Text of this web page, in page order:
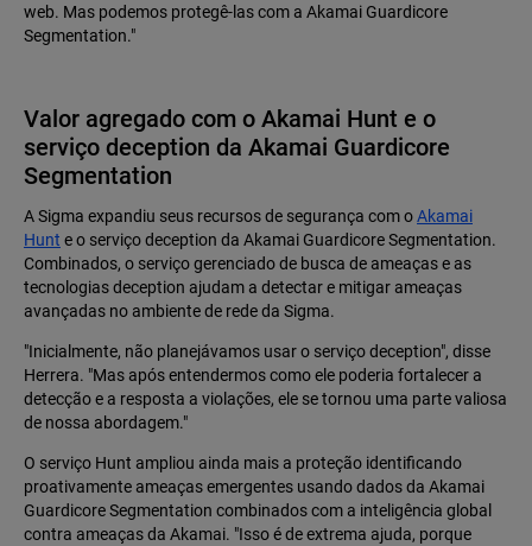
web. Mas podemos protegê-las com a Akamai Guardicore
Segmentation."
Valor agregado com o Akamai Hunt e o
serviço deception da Akamai Guardicore
Segmentation
A Sigma expandiu seus recursos de segurança com oAkamai
Hunt e o serviço deception da Akamai Guardicore Segmentation.
Combinados, o serviço gerenciado de busca de ameaças e as
tecnologias deception ajudam a detectar e mitigar ameaças
avançadas no ambiente de rede da Sigma.
"Inicialmente, não planejávamos usar o serviço deception", disse
Herrera. "Mas após entendermos como ele poderia fortalecer a
detecção e a resposta a violações, ele se tornou uma parte valiosa
de nossa abordagem."
O serviço Hunt ampliou ainda mais a proteção identificando
proativamente ameaças emergentes usando dados da Akamai
Guardicore Segmentation combinados com a inteligência global
contra ameaças da Akamai. "Isso é de extrema ajuda, porque